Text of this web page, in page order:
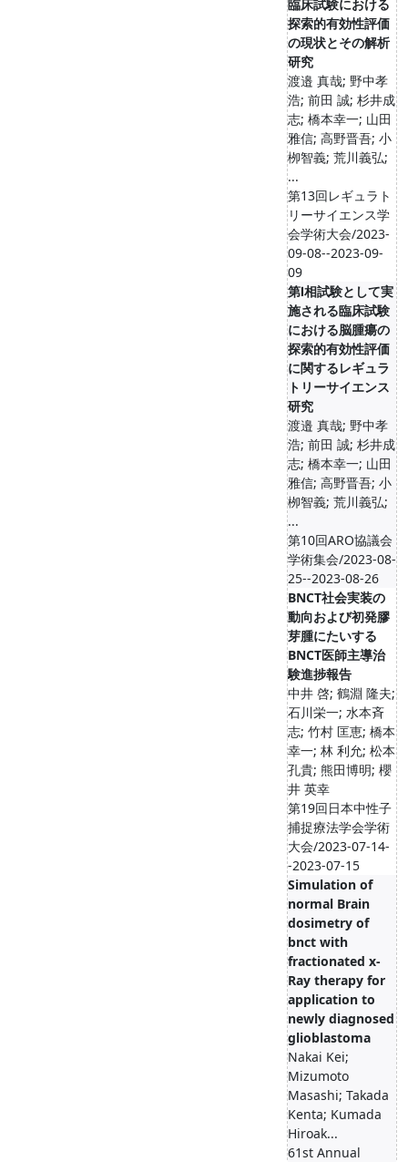
臨床試験における
探索的有効性評価
の現状とその解析
研究
渡邉 真哉; 野中孝
浩; 前田 誠; 杉井成
志; 橋本幸一; 山田
雅信; 高野晋吾; 小
栁智義; 荒川義弘;
...
第13回レギュラト
リーサイエンス学
会学術大会/2023-
09-08--2023-09-
09
第Ⅰ相試験として実
施される臨床試験
における脳腫瘍の
探索的有効性評価
に関するレギュラ
トリーサイエンス
研究
渡邉 真哉; 野中孝
浩; 前田 誠; 杉井成
志; 橋本幸一; 山田
雅信; 高野晋吾; 小
栁智義; 荒川義弘;
...
第10回ARO協議会
学術集会/2023-08-
25--2023-08-26
BNCT社会実装の
動向および初発膠
芽腫にたいする
BNCT医師主導治
験進捗報告
中井 啓; 鶴淵 隆夫;
石川栄一; 水本斉
志; 竹村 匡恵; 橋本
幸一; 林 利允; 松本
孔貴; 熊田博明; 櫻
井 英幸
第19回日本中性子
捕捉療法学会学術
大会/2023-07-14-
-2023-07-15
Simulation of
normal Brain
dosimetry of
bnct with
fractionated x-
Ray therapy for
application to
newly diagnosed
glioblastoma
Nakai Kei;
Mizumoto
Masashi; Takada
Kenta; Kumada
Hiroak...
61st Annual